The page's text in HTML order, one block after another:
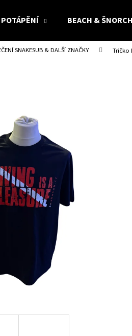
POTÁPĚNÍ BEACH &
SNAKESUB & DALŠÍ ZNAČKY Tričko
Co